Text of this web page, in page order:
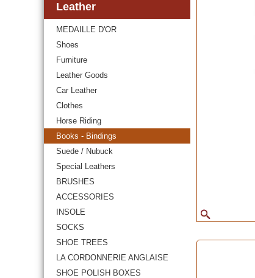
Leather
MEDAILLE D'OR
Shoes
Furniture
Leather Goods
Car Leather
Clothes
Horse Riding
Books - Bindings
Suede / Nubuck
Special Leathers
BRUSHES
ACCESSORIES
INSOLE
SOCKS
SHOE TREES
LA CORDONNERIE ANGLAISE
SHOE POLISH BOXES